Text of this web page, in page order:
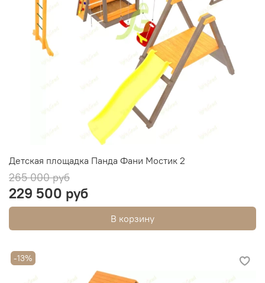
Детская площадка Панда Фани Мостик 2
265 000 руб
229 500 руб
В корзину
-13%